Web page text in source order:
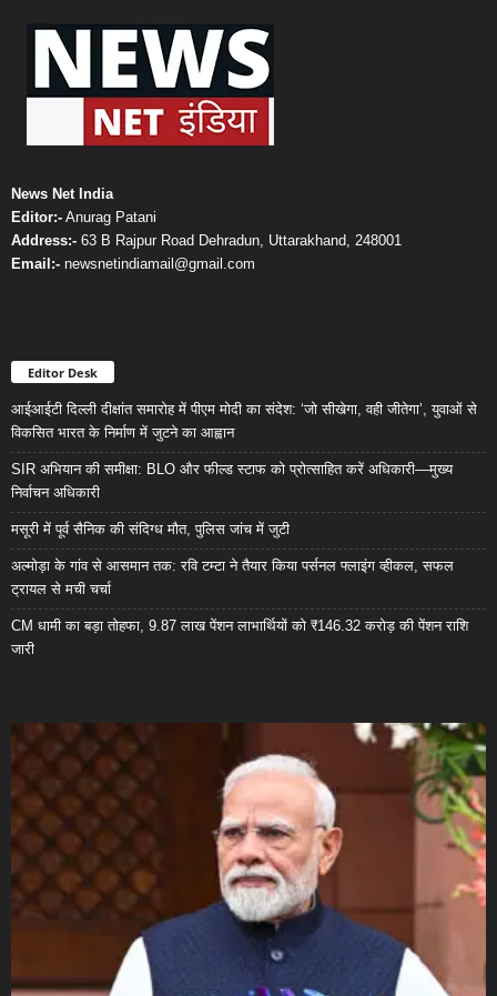
News Net India
Editor:- Anurag Patani
Address:- 63 B Rajpur Road Dehradun, Uttarakhand, 248001
Email:- newsnetindiamail@gmail.com
Editor Desk
आईआईटी दिल्ली दीक्षांत समारोह में पीएम मोदी का संदेश: ‘जो सीखेगा, वही जीतेगा’, युवाओं से
विकसित भारत के निर्माण में जुटने का आह्वान
SIR अभियान की समीक्षा: BLO और फील्ड स्टाफ को प्रोत्साहित करें अधिकारी—मुख्य
निर्वाचन अधिकारी
मसूरी में पूर्व सैनिक की संदिग्ध मौत, पुलिस जांच में जुटी
अल्मोड़ा के गांव से आसमान तक: रवि टम्टा ने तैयार किया पर्सनल फ्लाइंग व्हीकल, सफल
ट्रायल से मची चर्चा
CM धामी का बड़ा तोहफा, 9.87 लाख पेंशन लाभार्थियों को ₹146.32 करोड़ की पेंशन राशि
जारी